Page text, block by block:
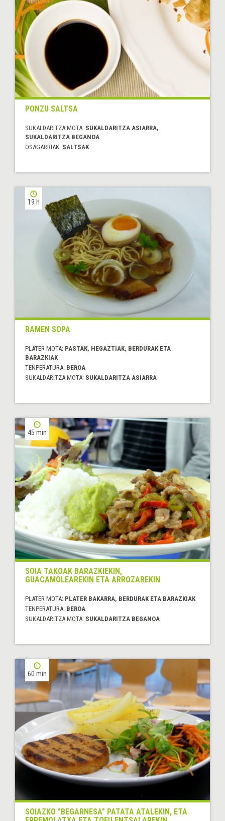
PONZU SALTSA
SUKALDARITZA MOTA: SUKALDARITZA ASIARRA,
SUKALDARITZA BEGANOA
OSAGARRIAK: SALTSAK
19 h
RAMEN SOPA
PLATER MOTA: PASTAK, HEGAZTIAK, BERDURAK ETA
BARAZKIAK
TENPERATURA: BEROA
SUKALDARITZA MOTA: SUKALDARITZA ASIARRA
45 min
SOIA TAKOAK BARAZKIEKIN,
GUACAMOLEAREKIN ETA ARROZAREKIN
PLATER MOTA: PLATER BAKARRA, BERDURAK ETA BARAZKIAK
TENPERATURA: BEROA
SUKALDARITZA MOTA: SUKALDARITZA BEGANOA
60 min
SOIAZKO "BEGARNESA" PATATA ATALEKIN, ETA